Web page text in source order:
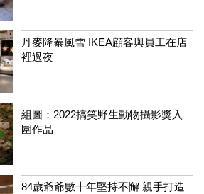
丹麥降暴風雪 IKEA顧客與員工在店
裡過夜
組圖：2022搞笑野生動物攝影獎入
圍作品
84歲爺爺數十年堅持不懈 親手打造